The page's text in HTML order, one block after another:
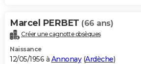
Marcel PERBET (66 ans)
Créer une cagnotte obsèques
Naissance
12/05/1956 à Annonay(Ardèche)